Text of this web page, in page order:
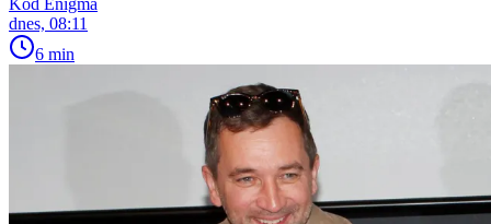
Kód Enigma
dnes, 08:11
6 min